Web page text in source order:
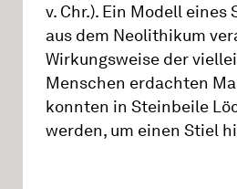
v. Chr.). Ein Modell
aus dem Neolithikum
Wirkungsweise der
Menschen erdachten
konnten in Steinbeile
werden, um einen Stiel